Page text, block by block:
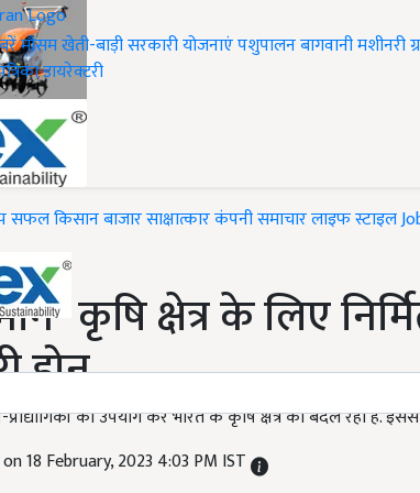
मौसमखेती-बाड़ीसरकारी योजनाएंपशुपालनबागवानीमशीनरी
डायरेक्टरी
सफल किसानबाजारसाक्षात्कारकंपनी समाचारलाइफ स्टाइल
कृषि क्षेत्र के लिए
ड्रोन
प्रौद्योगिकी का उपयोग कर भारत के कृषि क्षेत्र को बदल रहा है.
18 February, 2023 4:03 PM IST